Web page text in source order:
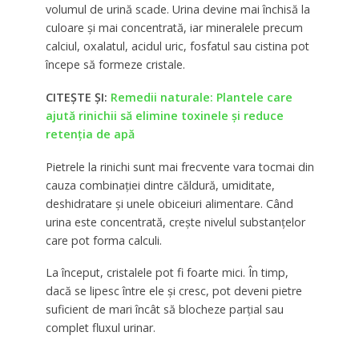
volumul de urină scade. Urina devine mai închisă la
culoare și mai concentrată, iar mineralele precum
calciul, oxalatul, acidul uric, fosfatul sau cistina pot
începe să formeze cristale.
CITEȘTE ȘI: Remedii naturale: Plantele care
ajută rinichii să elimine toxinele și reduce
retenția de apă
Pietrele la rinichi sunt mai frecvente vara tocmai din
cauza combinației dintre căldură, umiditate,
deshidratare și unele obiceiuri alimentare. Când
urina este concentrată, crește nivelul substanțelor
care pot forma calculi.
La început, cristalele pot fi foarte mici. În timp,
dacă se lipesc între ele și cresc, pot deveni pietre
suficient de mari încât să blocheze parțial sau
complet fluxul urinar.